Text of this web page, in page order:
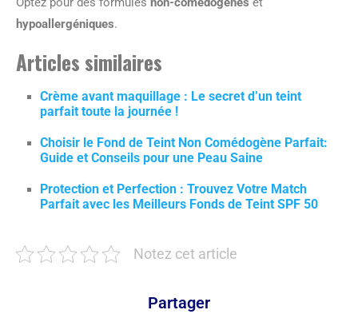
hypoallergéniques.
Articles similaires
Crème avant maquillage : Le secret d’un teint
parfait toute la journée !
Choisir le Fond de Teint Non Comédogène Parfait:
Guide et Conseils pour une Peau Saine
Protection et Perfection : Trouvez Votre Match
Parfait avec les Meilleurs Fonds de Teint SPF 50
Notez cet article
Partager